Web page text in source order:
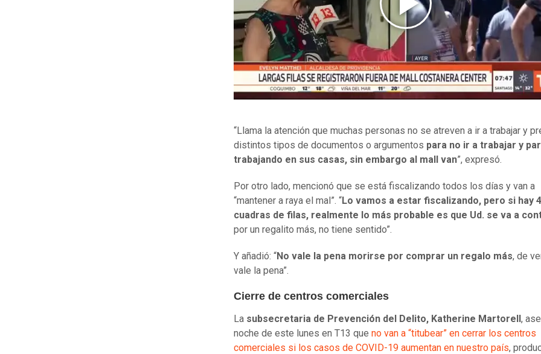
“Llama la atención que muchas personas no se atreven a ir a trabajar y
distintos tipos de documentos o argumentos para no ir a trabajar y
trabajando en sus casas, sin embargo al mall van”, expresó.
Por otro lado, mencionó que se está fiscalizando todos los días y van a
“mantener a raya el mal”. “Lo vamos a estar fiscalizando, pero si hay
cuadras de filas, realmente lo más probable es que Ud. se va a
por un regalito más, no tiene sentido”.
Y añadió: “No vale la pena morirse por comprar un regalo más, de
vale la pena”.
Cierre de centros comerciales
La subsecretaria de Prevención del Delito, Katherine Martorell,
noche de este lunes en T13 que no van a “titubear” en cerrar los centros
comerciales si los casos de COVID-19 aumentan en nuestro país,